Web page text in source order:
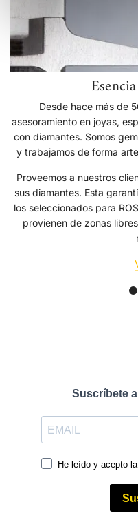
Desde hace más de
asesoramiento en joyas,
con diamantes. Somos
y trabajamos de forma
Proveemos a nuestros
sus diamantes. Esta
los seleccionados para
provienen de zonas